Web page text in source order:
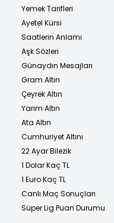
Yemek Tarifleri
Ayetel Kürsi
Saatlerin Anlamı
Aşk Sözleri
Günaydın Mesajları
Gram Altın
Çeyrek Altın
Yarım Altın
Ata Altın
Cumhuriyet Altını
22 Ayar Bilezik
1 Dolar Kaç TL
1 Euro Kaç TL
Canlı Maç Sonuçları
Süper Lig Puan Durumu